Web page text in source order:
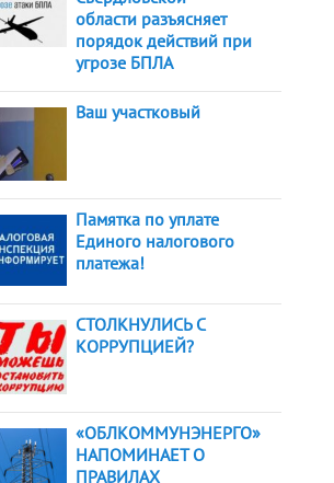
области разъясняет
порядок действий при
угрозе БПЛА
Ваш участковый
Памятка по уплате
Единого налогового
платежа!
СТОЛКНУЛИСЬ С
КОРРУПЦИЕЙ?
«ОБЛКОММУНЭНЕРГО»
НАПОМИНАЕТ О
ПРАВИЛАХ